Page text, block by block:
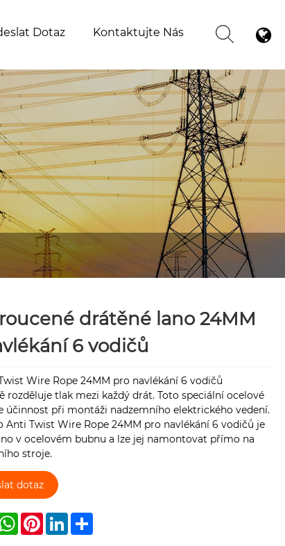
Dotaz Kontaktujte Nás
drátěné lano 24MM
6 vodičů
Wire Rope 24MM pro navlékání 6 vodičů
rozděluje tlak mezi každý drát. Toto speciální ocelové
účinnost při montáži nadzemního elektrického vedení.
Anti Twist Wire Rope 24MM pro navlékání 6 vodičů je
v ocelovém bubnu a lze jej namontovat přímo na
stroje.
dotaz
WhatsApp
PinterestLinkedInShare